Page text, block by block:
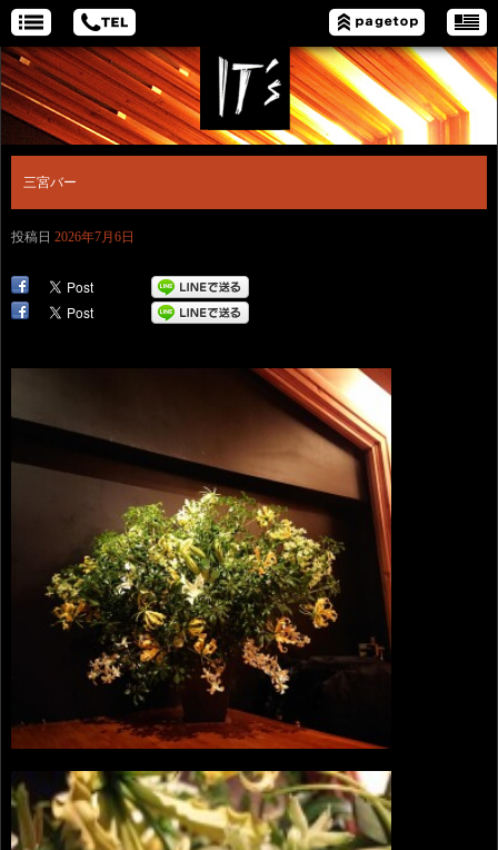
三宮バー
投稿日 2026年7月6日